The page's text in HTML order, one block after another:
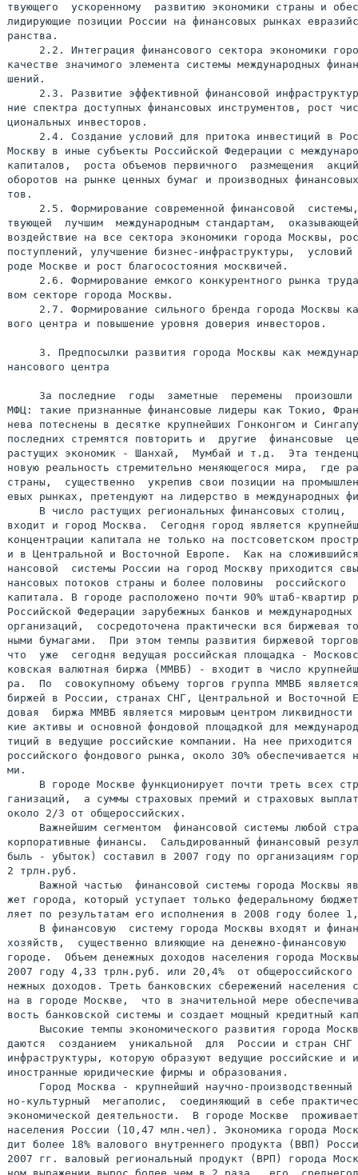
твующего  ускоренному  развитию экономики страны и
лидирующие позиции России на финансовых рынках
ранства.
2.2. Интеграция финансового сектора экономики
качестве значимого элемента системы международных
шений.
2.3. Развитие эффективной финансовой
ние спектра доступных финансовых инструментов, рост
циональных инвесторов.
2.4. Создание условий для притока инвестиций в
Москву в иные субъекты Российской Федерации с
капиталов,  роста объемов первичного  размещения
оборотов на рынке ценных бумаг и производных
тов.
2.5. Формирование современной финансовой
твующей  лучшим  международным стандартам,
воздействие на все сектора экономики города Москвы,
поступлений, улучшение бизнес-инфраструктуры,
роде Москве и рост благосостояния москвичей.
2.6. Формирование емкого конкурентного рынка
вом секторе города Москвы.
2.7. Формирование сильного бренда города Москвы
вого центра и повышение уровня доверия инвесторов.
3. Предпосылки развития города Москвы как
нансового центра
За последние  годы  заметные  перемены  произошли
МФЦ: такие признанные финансовые лидеры как Токио,
нева потеснены в десятке крупнейших Гонконгом и
последних стремятся повторить и  другие  финансовые
растущих экономик - Шанхай,  Мумбай и т.д.  Эта
новую реальность стремительно меняющегося мира,  где
страны,  существенно  укрепив свои позиции на
евых рынках, претендуют на лидерство в международных
В число растущих региональных финансовых столиц,
входит и город Москва.  Сегодня город является
концентрации капитала не только на постсоветском
и в Центральной и Восточной Европе.  Как на
нансовой  системы России на город Москву приходится
нансовых потоков страны и более половины  российского
капитала. В городе расположено почти 90% штаб-квартир
Российской Федерации зарубежных банков и
организаций,  сосредоточена практически вся биржевая
ными бумагами.  При этом темпы развития биржевой
что  уже  сегодня ведущая российская площадка -
ковская валютная биржа (ММВБ) - входит в число
ра.  По  совокупному объему торгов группа ММВБ
биржей в России, странах СНГ, Центральной и Восточной
довая  биржа ММВБ является мировым центром
кие активы и основной фондовой площадкой для
тиций в ведущие российские компании. На нее приходится
российского фондового рынка, около 30% обеспечивается
ми.
В городе Москве функционирует почти треть всех
ганизаций,  а суммы страховых премий и страховых
около 2/3 от общероссийских.
Важнейшим сегментом  финансовой системы любой
корпоративные финансы.  Сальдированный финансовый
быль - убыток) составил в 2007 году по организациям
2 трлн.руб.
Важной частью  финансовой системы города Москвы
жет города, который уступает только федеральному
ляет по результатам его исполнения в 2008 году более
В финансовую  систему города Москвы входят и
хозяйств,  существенно влияющие на денежно-финансовую
городе.  Объем денежных доходов населения города
2007 году 4,33 трлн.руб. или 20,4%  от
нежных доходов. Треть банковских сбережений населения
на в городе Москве,  что в значительной мере
вость банковской системы и создает мощный кредитный
Высокие темпы экономического развития города
даются  созданием  уникальной  для  России и стран СНГ
инфраструктуры, которую образуют ведущие российские и
иностранные юридические фирмы и образования.
Город Москва - крупнейший научно-производственный
но-культурный  мегаполис,  соединяющий в себе
экономической деятельности.  В городе Москве
населения России (10,47 млн.чел). Экономика города
дит более 18% валового внутреннего продукта (ВВП)
2007 гг. валовый региональный продукт (ВРП) города